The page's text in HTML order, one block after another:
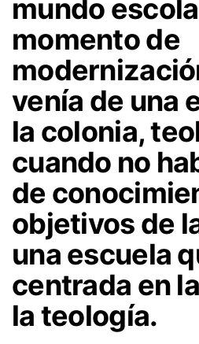
mundo
momento de
venía de una
la colonia,
cuando no
de
objetivos de
una escuela
centrada en
la teología.